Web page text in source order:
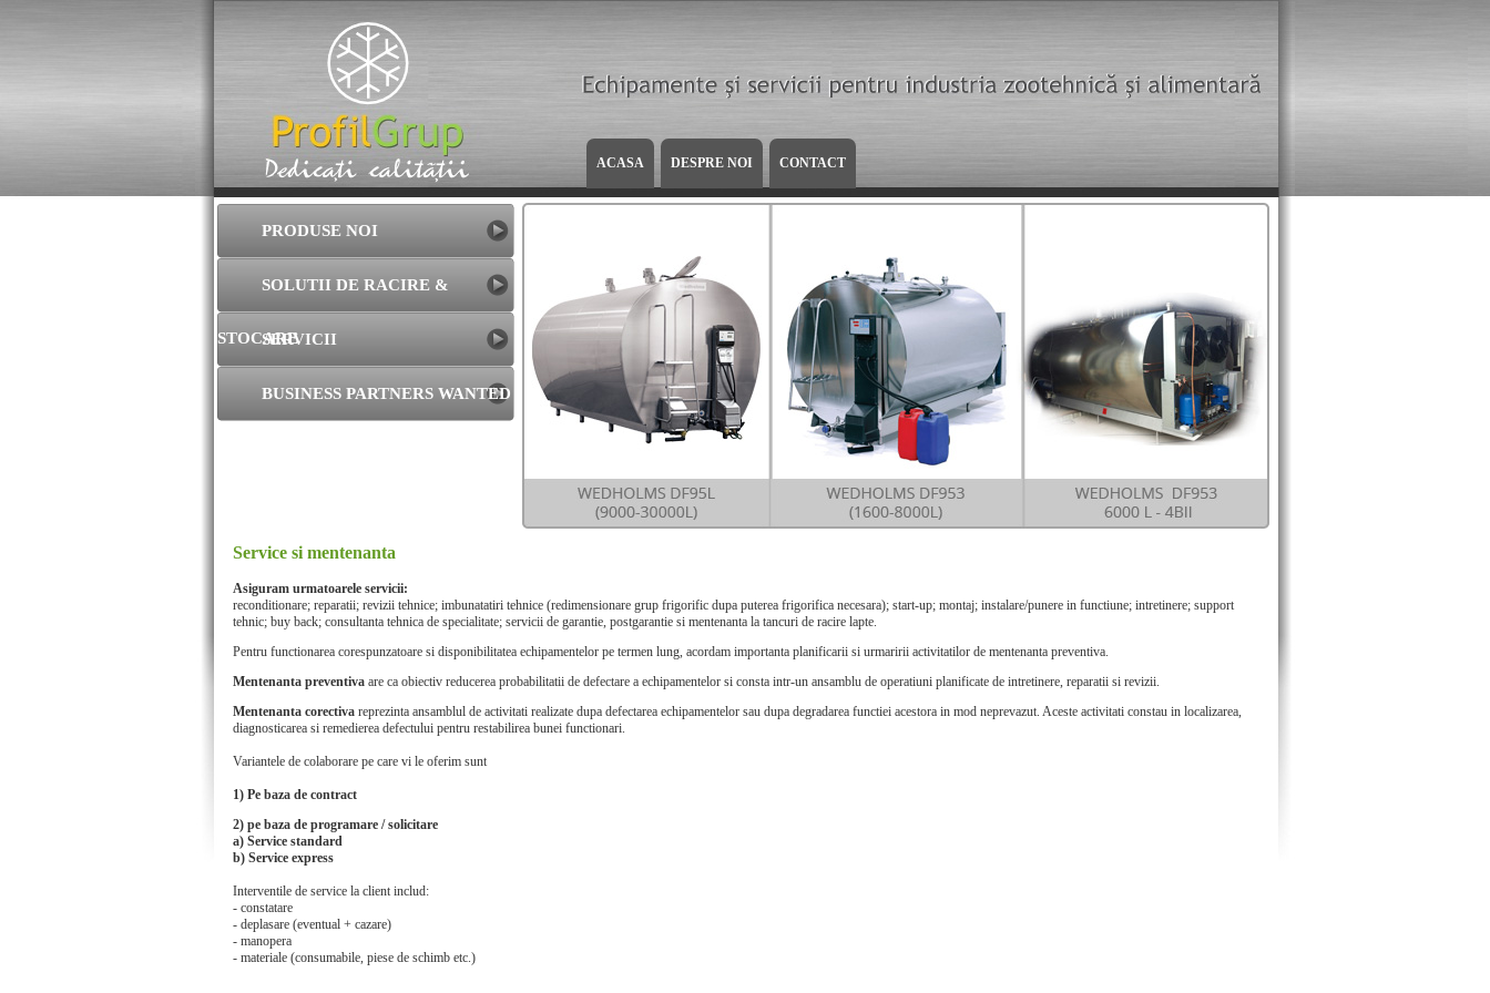
ACASA DESPRE NOI CONTACT
PRODUSE NOI
SOLUTII DE RACIRE &
STOCARESERVICII
BUSINESS PARTNERS WANTED
Service si mentenanta
Asiguram urmatoarele servicii:
reconditionare; reparatii; revizii tehnice; imbunatatiri tehnice (redimensionare grup frigorific dupa puterea frigorifica necesara); start-up; montaj; instalare/punere in functiune; intretinere; support
tehnic; buy back; consultanta tehnica de specialitate; servicii de garantie, postgarantie si mentenanta la tancuri de racire lapte.
Pentru functionarea corespunzatoare si disponibilitatea echipamentelor pe termen lung, acordam importanta planificarii si urmaririi activitatilor de mentenanta preventiva.
Mentenanta preventiva are ca obiectiv reducerea probabilitatii de defectare a echipamentelor si consta intr-un ansamblu de operatiuni planificate de intretinere, reparatii si revizii.
Mentenanta corectiva reprezinta ansamblul de activitati realizate dupa defectarea echipamentelor sau dupa degradarea functiei acestora in mod neprevazut. Aceste activitati constau in localizarea,
diagnosticarea si remedierea defectului pentru restabilirea bunei functionari.
Variantele de colaborare pe care vi le oferim sunt
1) Pe baza de contract
2) pe baza de programare / solicitare
a) Service standard
b) Service express
Interventile de service la client includ:
- constatare
- deplasare (eventual + cazare)
- manopera
- materiale (consumabile, piese de schimb etc.)